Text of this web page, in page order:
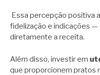
Essa percepção positiva
fidelização e indicações
diretamente a receita.
Além disso, investir em
que proporcionem pratos